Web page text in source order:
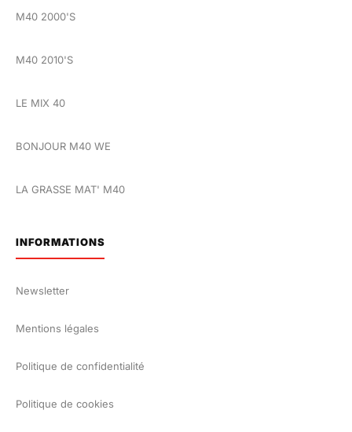
M40 2000'S
M40 2010'S
LE MIX 40
BONJOUR M40 WE
LA GRASSE MAT' M40
INFORMATIONS
Newsletter
Mentions légales
Politique de confidentialité
Politique de cookies